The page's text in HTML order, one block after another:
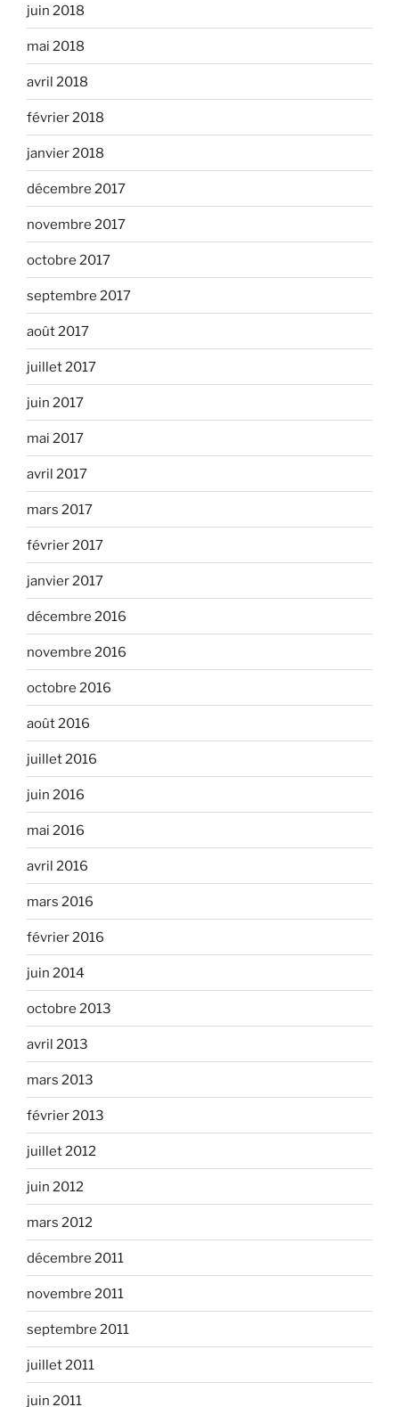
juin 2018
mai 2018
avril 2018
février 2018
janvier 2018
décembre 2017
novembre 2017
octobre 2017
septembre 2017
août 2017
juillet 2017
juin 2017
mai 2017
avril 2017
mars 2017
février 2017
janvier 2017
décembre 2016
novembre 2016
octobre 2016
août 2016
juillet 2016
juin 2016
mai 2016
avril 2016
mars 2016
février 2016
juin 2014
octobre 2013
avril 2013
mars 2013
février 2013
juillet 2012
juin 2012
mars 2012
décembre 2011
novembre 2011
septembre 2011
juillet 2011
juin 2011